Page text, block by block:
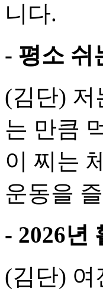
니다.
- 평소 쉬
(김단) 저
는 만큼
이 찌는
운동을
- 2026년
(김단) 여